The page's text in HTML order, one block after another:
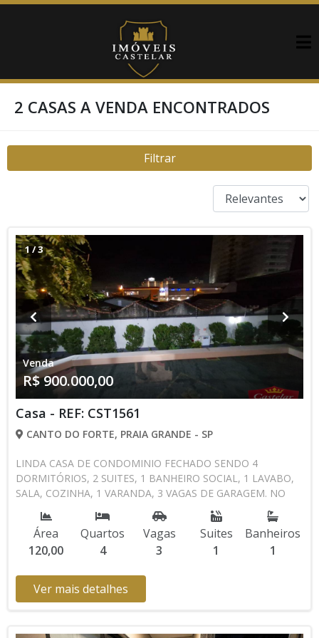
2 CASAS A VENDA ENCONTRADOS
Filtrar
1/3
Venda
R$ 900.000,00
Casa - REF: CST1561
CANTO DO FORTE, PRAIA GRANDE - SP
LINDA CASA DE CONDOMINIO FECHADO SENDO 4
DORMITÓRIOS, 2 SUITES, 1 BANHEIRO SOCIAL, 1 LAVABO,
SALA, COZINHA, 1 VARANDA, 3 VAGAS DE GARAGEM. NO
CONDOMINIO POSSUI PISCINA, PORTARIA 24 HORAS,
SEGURANÇAS QUE FAZEM RONDA. AGENDE UMA VISITA
CONOSCO 13 3494-1029 13 99105-4435 CRECISP: 41718-J
Área
120,00
Quartos
4
Vagas
3
Suites
1
Banheiros
1
Ver mais detalhes